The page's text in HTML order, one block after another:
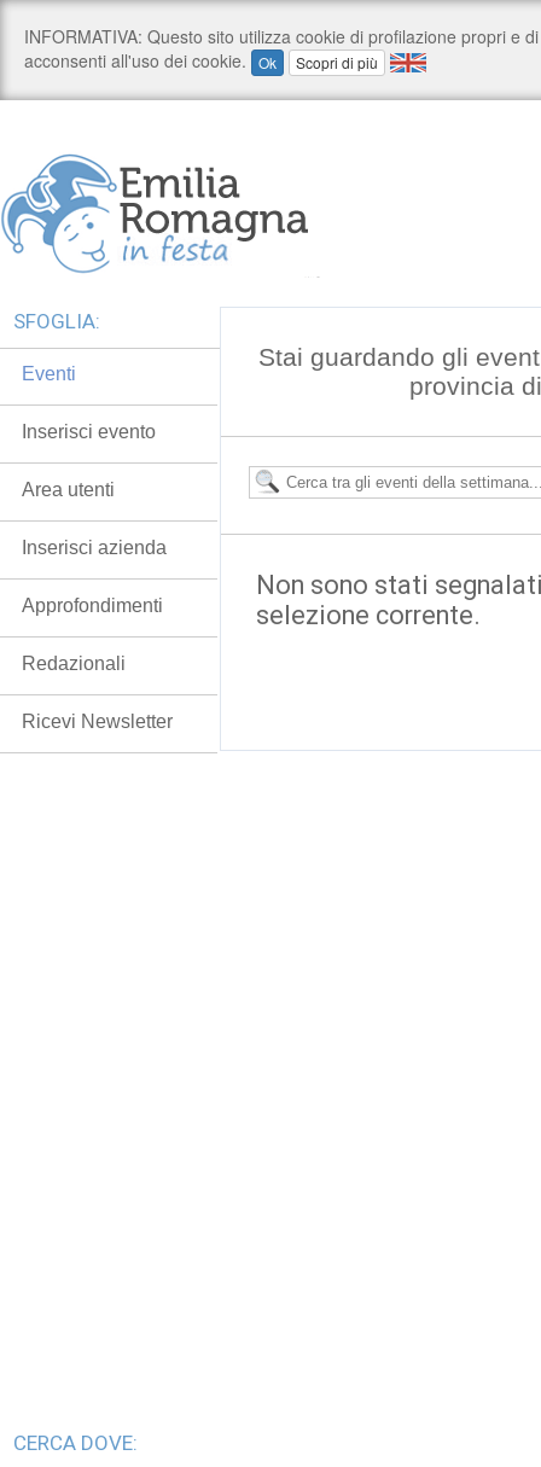
Stai guardando gli
provincia
Non sono stati
selezione corrente.
SFOGLIA:
Eventi
Inserisci evento
Area utenti
Inserisci azienda
Approfondimenti
Redazionali
Ricevi Newsletter
CERCA DOVE: